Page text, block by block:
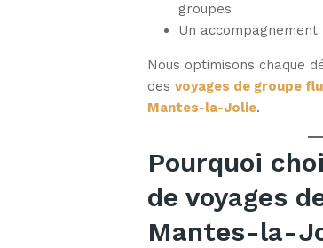
groupes
Un
Nous optimisons chaque
des voyages de groupe
Mantes-la-Jolie.
Pourquoi
de voyages
Mantes-la-